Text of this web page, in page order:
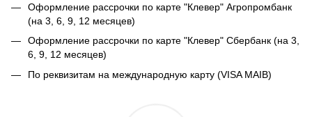
Оформление рассрочки по карте "Клевер" Агропромбанк
(на 3, 6, 9, 12 месяцев)
Оформление рассрочки по карте "Клевер" Сбербанк (на 3,
6, 9, 12 месяцев)
По реквизитам на международную карту (VISA MAIB)